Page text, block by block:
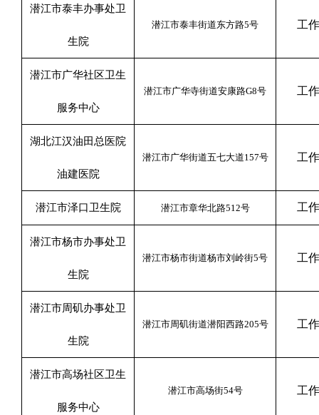
潜江市泰丰办事处卫
生院
潜江市泰丰街道东方路5号 工
潜江市广华社区卫生
服务中心
潜江市广华寺街道安康路G8号 工
湖北江汉油田总医院
油建医院
潜江市广华街道五七大道157号 工
潜江市泽口卫生院 潜江市章华北路512号 工
潜江市杨市办事处卫
生院
潜江市杨市街道杨市刘岭街5号 工
潜江市周矶办事处卫
生院
潜江市周矶街道潜阳西路205号 工
潜江市高场社区卫生
服务中心
潜江市高场街54号 工